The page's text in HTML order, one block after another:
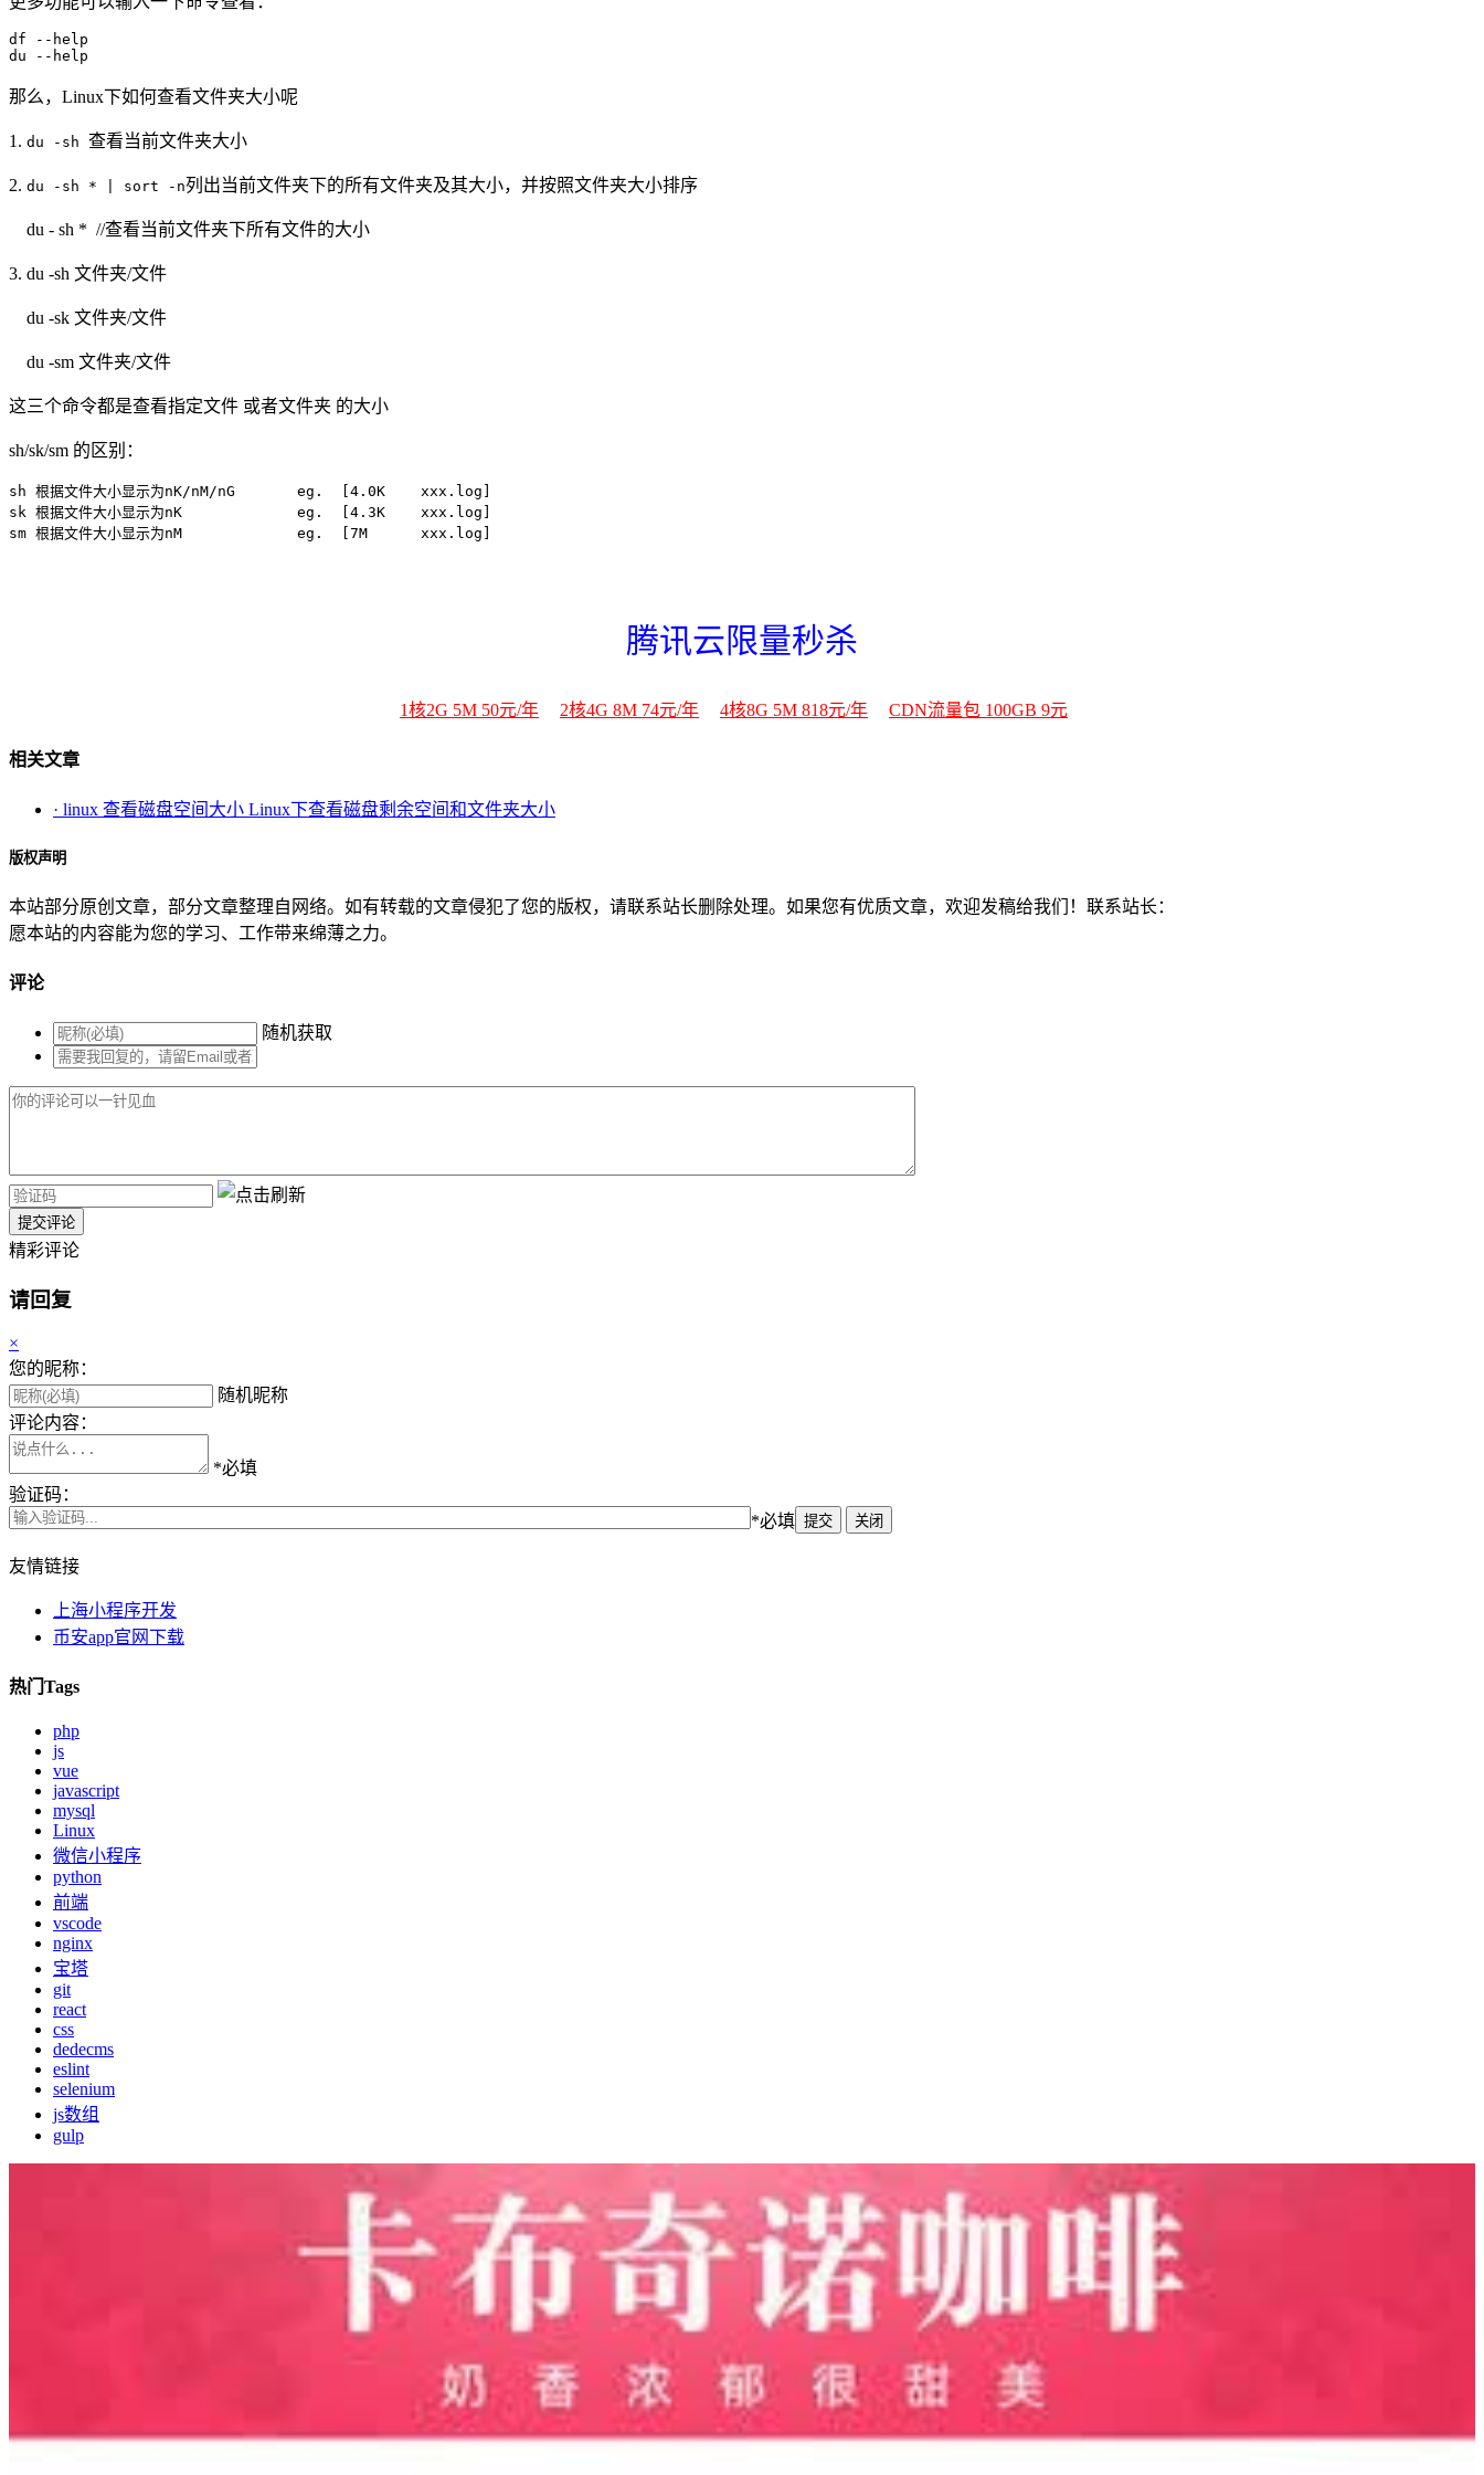
df --help
du --help
那么，Linux下如何查看文件夹大小呢
1. du -sh 查看当前文件夹大小
2. du -sh * | sort -n列出当前文件夹下的所有文件夹及其大小，并按照文件夹大小排序
du - sh * //查看当前文件夹下所有文件的大小
3. du -sh 文件夹/文件
du -sk 文件夹/文件
du -sm 文件夹/文件
这三个命令都是查看指定文件 或者文件夹 的大小
sh/sk/sm 的区别：
sh 根据文件大小显示为nK/nM/nG       eg.  [4.0K    xxx.log]
sk 根据文件大小显示为nK             eg.  [4.3K    xxx.log]
sm 根据文件大小显示为nM             eg.  [7M      xxx.log]
腾讯云限量秒杀
1核2G 5M 50元/年 2核4G 8M 74元/年 4核8G 5M 818元/年 CDN流量包 100GB 9元
相关文章
· linux 查看磁盘空间大小 Linux下查看磁盘剩余空间和文件夹大小
版权声明
本站部分原创文章，部分文章整理自网络。如有转载的文章侵犯了您的版权，请联系站长删除处理。如果您有优质文章，欢迎发稿给我们！联系站长：
愿本站的内容能为您的学习、工作带来绵薄之力。
评论
随机获取
提交评论
精彩评论
请回复
×
您的昵称：
随机昵称
评论内容：
*必填
验证码：
*必填 提交 关闭
友情链接
上海小程序开发
币安app官网下载
热门Tags
php
js
vue
javascript
mysql
Linux
微信小程序
python
前端
vscode
nginx
宝塔
git
react
css
dedecms
eslint
selenium
js数组
gulp